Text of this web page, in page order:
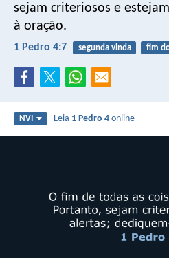
sejam criteriosos e
à oração.
1 Pedro 4:7 segunda vinda fim
NVI Leia 1 Pedro 4 online